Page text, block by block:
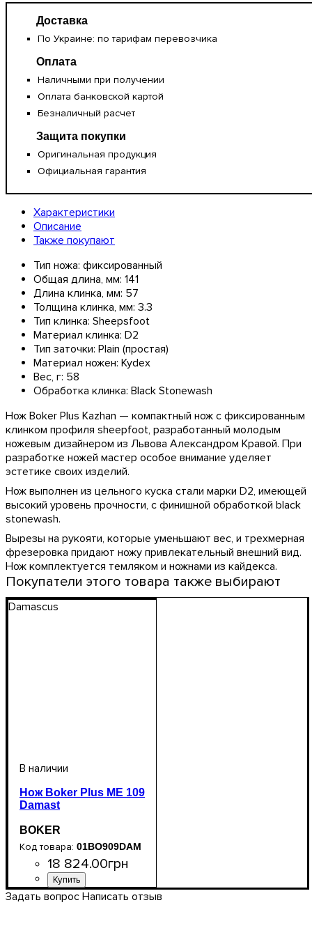
Доставка
По Украине: по тарифам перевозчика
Оплата
Наличными при получении
Оплата банковской картой
Безналичный расчет
Защита покупки
Оригинальная продукция
Официальная гарантия
Характеристики
Описание
Также покупают
Тип ножа: фиксированный
Общая длина, мм: 141
Длина клинка, мм: 57
Толщина клинка, мм: 3.3
Тип клинка: Sheepsfoot
Материал клинка: D2
Тип заточки: Plain (простая)
Материал ножен: Kydex
Вес, г: 58
Обработка клинка: Black Stonewash
Нож Boker Plus Kazhan — компактный нож с фиксированным
клинком профиля sheepfoot, разработанный молодым
ножевым дизайнером из Львова Александром Кравой. При
разработке ножей мастер особое внимание уделяет
эстетике своих изделий.
Нож выполнен из цельного куска стали марки D2, имеющей
высокий уровень прочности, с финишной обработкой black
stonewash.
Вырезы на рукояти, которые уменьшают вес, и трехмерная
фрезеровка придают ножу привлекательный внешний вид.
Нож комплектуется темляком и ножнами из кайдекса.
Покупатели этого товара также выбирают
Damascus
Нож Boker Plus ME 109
Damast
BOKER
01BO909DAM
18 824.00грн
Задать вопрос Написать отзыв